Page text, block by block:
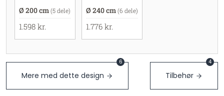
Ø 200 cm (5 dele)
1.598 kr.
Ø 240 cm (6 dele)
1.776 kr.
Mere med dette design
6
Tilbehør
4